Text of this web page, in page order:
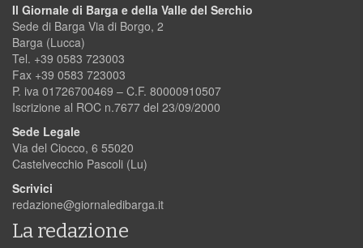
Il Giornale di Barga e della Valle del Serchio
Sede di Barga Via di Borgo, 2
Barga (Lucca)
Tel. +39 0583 723003
Fax +39 0583 723003
P. iva 01726700469 – C.F. 80000910507
Iscrizione al ROC n.7677 del 23/09/2000
Sede Legale
Via del Ciocco, 6 55020
Castelvecchio Pascoli (Lu)
Scrivici
redazione@giornaledibarga.it
La redazione